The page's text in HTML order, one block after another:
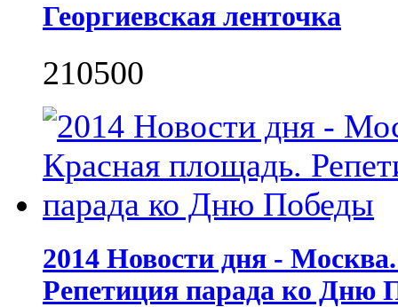
Георгиевская ленточка
210500
2014 Новости дня -
Репетиция парада ко Дню